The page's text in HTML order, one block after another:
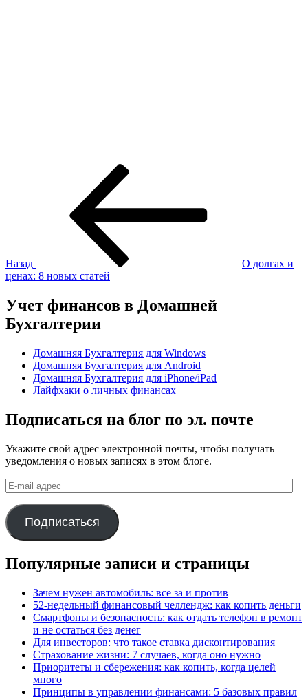
Назад
О долгах и
ценах: 8 новых статей
Учет финансов в Домашней
Бухгалтерии
Домашняя Бухгалтерия для Windows
Домашняя Бухгалтерия для Android
Домашняя Бухгалтерия для iPhone/iPad
Лайфхаки о личных финансах
Подписаться на блог по эл. почте
Укажите свой адрес электронной почты, чтобы получать
уведомления о новых записях в этом блоге.
E-
mail
адрес
Подписаться
Популярные записи и страницы
Зачем нужен автомобиль: все за и против
52-недельный финансовый челлендж: как копить деньги
Смартфоны и безопасность: как отдать телефон в ремонт
и не остаться без денег
Для инвесторов: что такое ставка дисконтирования
Страхование жизни: 7 случаев, когда оно нужно
Приоритеты и сбережения: как копить, когда целей
много
Принципы в управлении финансами: 5 базовых правил